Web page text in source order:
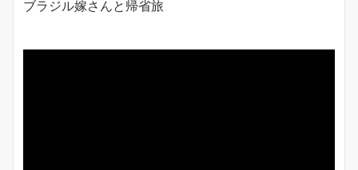
ブラジル嫁さんと帰省旅